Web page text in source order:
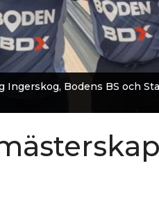
Ingerskog, Bodens BS och